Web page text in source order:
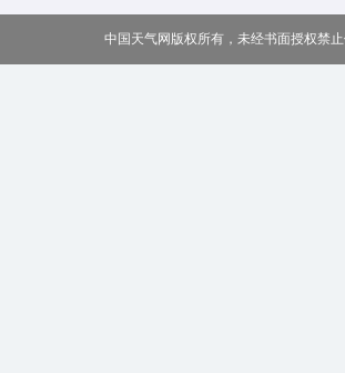
中国天气网版权所有，未经书面授权